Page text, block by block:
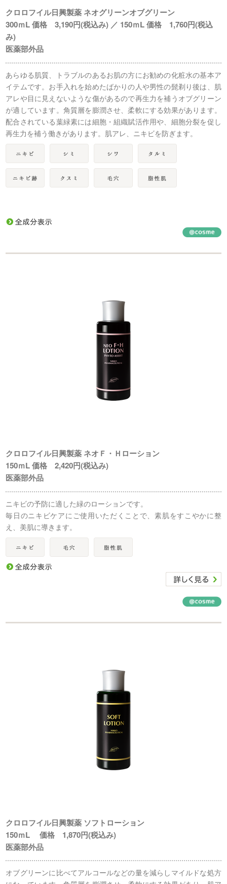
クロロフイル日興製薬 ネオグリーンオブグリーン
300ｍL 価格 3,190円(税込み) ／ 150ｍL 価格 1,760円(税込
み)
医薬部外品
あらゆる肌質、トラブルのあるお肌の方にお勧めの化粧水の基本ア
イテムです。お手入れを始めたばかりの人や男性の髭剃り後は、肌
アレや目に見えないような傷があるので再生力を補うオブグリーン
が適しています。角質層を膨潤させ、柔軟にする効果があります。
配合されている葉緑素には細胞・組織賦活作用や、細胞分裂を促し
再生力を補う働きがあります。肌アレ、ニキビを防ぎます。
クロロフイル日興製薬 ネオＦ・Ｈローション
150ｍL 価格 2,420円(税込み)
医薬部外品
ニキビの予防に適した緑のローションです。
毎日のニキビケアにご使用いただくことで、素肌をすこやかに整
え、美肌に導きます。
クロロフイル日興製薬 ソフトローション
150ｍL 価格 1,870円(税込み)
医薬部外品
オブグリーンに比べてアルコールなどの量を減らしマイルドな処方